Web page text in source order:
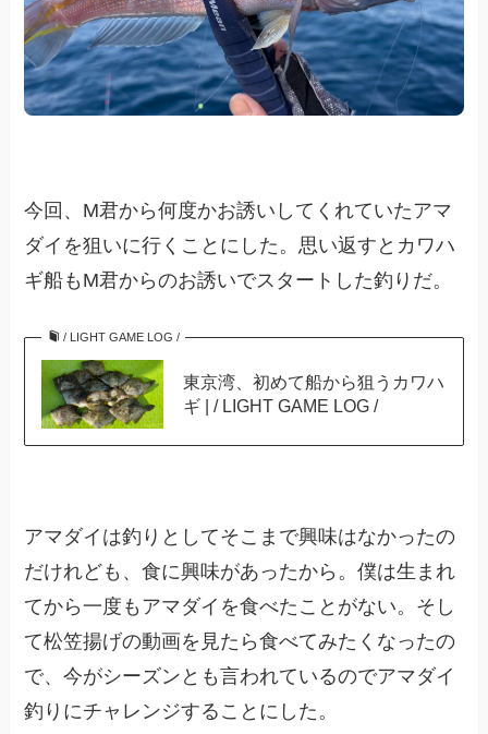
今回、M君から何度かお誘いしてくれていたアマ
ダイを狙いに行くことにした。思い返すとカワハ
ギ船もM君からのお誘いでスタートした釣りだ。
/ LIGHT GAME LOG /
東京湾、初めて船から狙うカワハ
ギ | / LIGHT GAME LOG /
アマダイは釣りとしてそこまで興味はなかったの
だけれども、食に興味があったから。僕は生まれ
てから一度もアマダイを食べたことがない。そし
て松笠揚げの動画を見たら食べてみたくなったの
で、今がシーズンとも言われているのでアマダイ
釣りにチャレンジすることにした。